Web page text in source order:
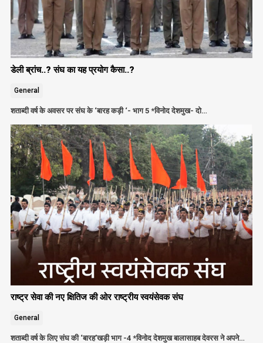
डेली ब्रांच..? संघ का यह प्रयोग कैसा..?
General
शताब्दी वर्ष के अवसर पर संघ के ‘बारह कड़ी ‘- भाग 5 *विनोद देशमुख- दो…
राष्ट्र सेवा की नए क्षितिज की ओर राष्ट्रीय स्वयंसेवक संघ
General
शताब्दी वर्ष के लिए संघ की ‘बारह’खड़ी भाग -4 *विनोद देशमुख बालासाहब देवरस ने अपने…